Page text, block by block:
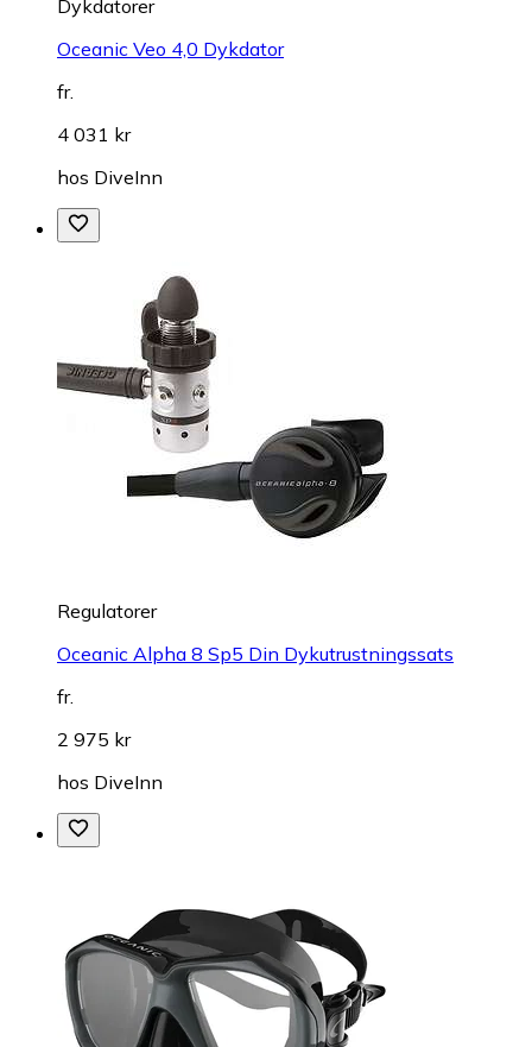
Dykdatorer
Oceanic Veo 4,0 Dykdator
fr.
4 031 kr
hos DiveInn
Regulatorer
Oceanic Alpha 8 Sp5 Din Dykutrustningssats
fr.
2 975 kr
hos DiveInn